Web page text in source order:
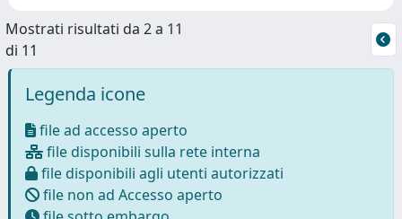
Mostrati risultati da 2 a 11
di 11
Legenda icone
file ad accesso aperto
file disponibili sulla rete interna
file disponibili agli utenti autorizzati
file non ad Accesso aperto